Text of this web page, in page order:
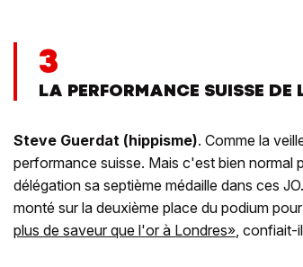
3
LA PERFORMANCE SUISSE DE
Steve Guerdat (hippisme). Comme la
performance suisse. Mais c'est bien normal
délégation sa septième médaille dans ces
monté sur la deuxième place du podium
plus de saveur que l'or à Londres», confiait-